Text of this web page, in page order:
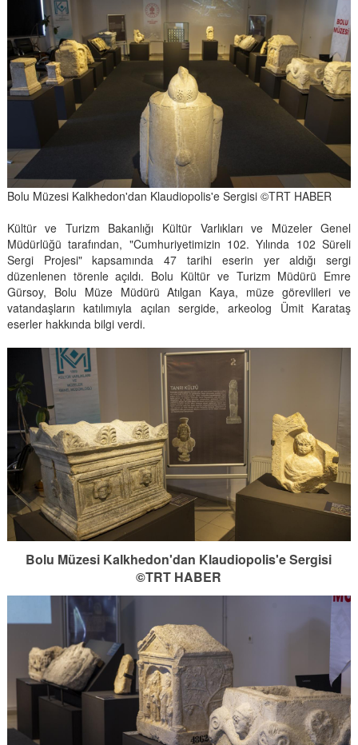
Bolu Müzesi Kalkhedon'dan Klaudiopolis'e Sergisi ©TRT HABER
Kültür ve Turizm Bakanlığı Kültür Varlıkları ve Müzeler Genel
Müdürlüğü tarafından, "Cumhuriyetimizin 102. Yılında 102 Süreli
Sergi Projesi" kapsamında 47 tarihi eserin yer aldığı sergi
düzenlenen törenle açıldı. Bolu Kültür ve Turizm Müdürü Emre
Gürsoy, Bolu Müze Müdürü Atılgan Kaya, müze görevlileri ve
vatandaşların katılımıyla açılan sergide, arkeolog Ümit Karataş
eserler hakkında bilgi verdi.
Bolu Müzesi Kalkhedon'dan Klaudiopolis'e Sergisi
©TRT HABER